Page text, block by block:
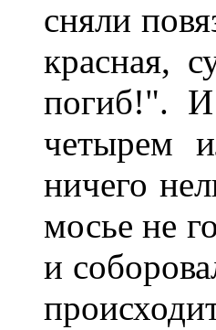
сняли
красная,
погиб!".
четырем
ничего
мосье не
и